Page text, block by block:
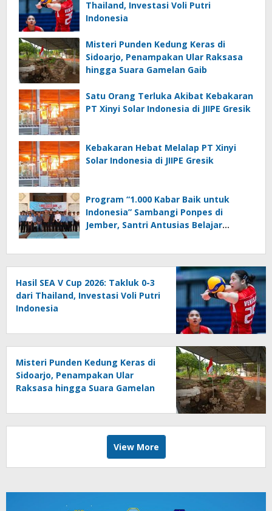
Thailand, Investasi Voli Putri
Indonesia
Misteri Punden Kedung Keras di
Sidoarjo, Penampakan Ular Raksasa
hingga Suara Gamelan Gaib
Satu Orang Terluka Akibat Kebakaran
PT Xinyi Solar Indonesia di JIIPE Gresik
Kebakaran Hebat Melalap PT Xinyi
Solar Indonesia di JIIPE Gresik
Program “1.000 Kabar Baik untuk
Indonesia” Sambangi Ponpes di
Jember, Santri Antusias Belajar
Hasil SEA V Cup 2026: Takluk 0-3
dari Thailand, Investasi Voli Putri
Indonesia
Misteri Punden Kedung Keras di
Sidoarjo, Penampakan Ular
Raksasa hingga Suara Gamelan
View More